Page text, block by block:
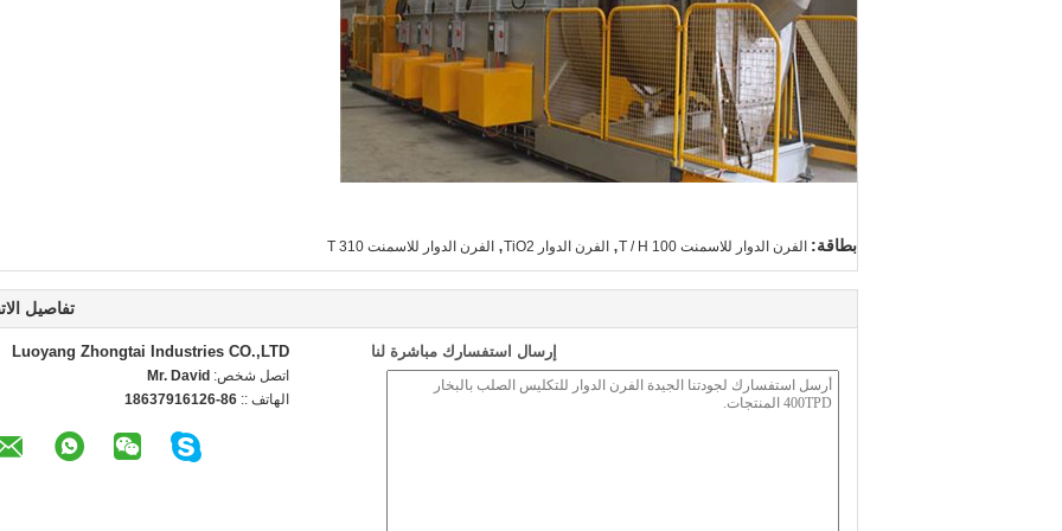
بطاقة: الفرن الدوار للاسمنت 100 T / H , الفرن الدوار TiO2 , الفرن الدوار للاسمنت 310 T
تفاصيل
Luoyang Zhongtai Industries CO.,LTD
اتصل شخص: Mr. David
الهاتف :: 86-18637916126
إرسال استفسارك مباشرة لنا